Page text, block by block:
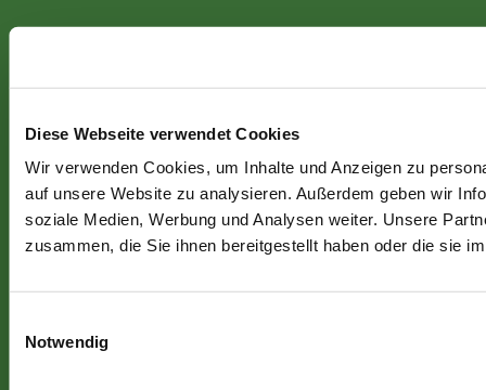
Diese Webseite verwendet Cookies
Wir verwenden Cookies, um Inhalte und Anzeigen zu
auf unsere Website zu analysieren. Außerdem geben wir
soziale Medien, Werbung und Analysen weiter. Unsere
zusammen, die Sie ihnen bereitgestellt haben oder die sie
Notwendig